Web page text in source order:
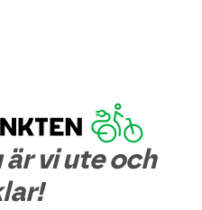
vi ute och